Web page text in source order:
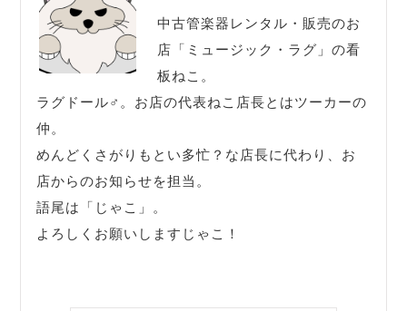
中古管楽器レンタル・販売のお
店「ミュージック・ラグ」の看
板ねこ。
ラグドール♂。お店の代表ねこ店長とはツーカーの
仲。
めんどくさがりもとい多忙？な店長に代わり、お
店からのお知らせを担当。
語尾は「じゃこ」。
よろしくお願いしますじゃこ！